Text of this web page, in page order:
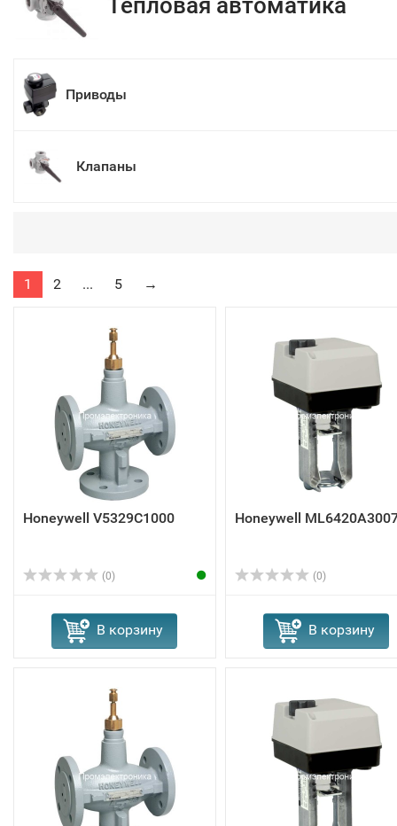
Приводы
Клапаны
1 2 ... 5 →
Honeywell V5329C1000
(0)
В корзину
Honeywell
(0)
В корзину